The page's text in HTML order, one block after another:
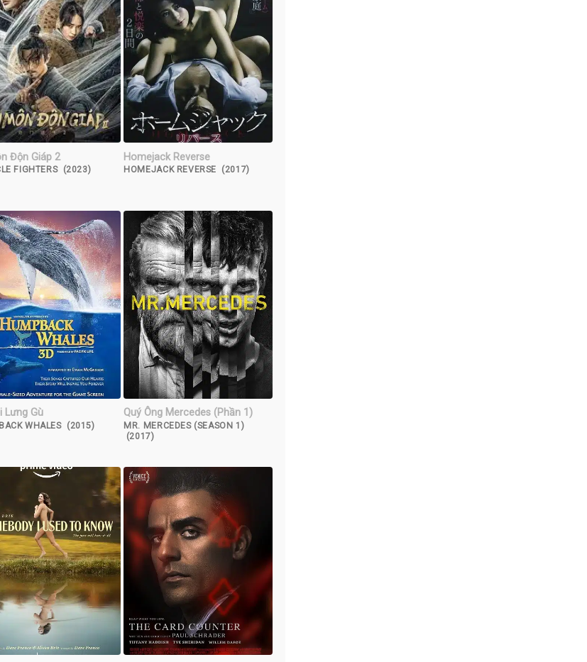
Độn Giáp 2
FIGHTERS (2023)
Homejack Reverse
HOMEJACK REVERSE (2017)
Lưng Gù
WHALES (2015)
Quý Ông Mercedes (Phần 1)
MR. MERCEDES (SEASON 1)
(2017)